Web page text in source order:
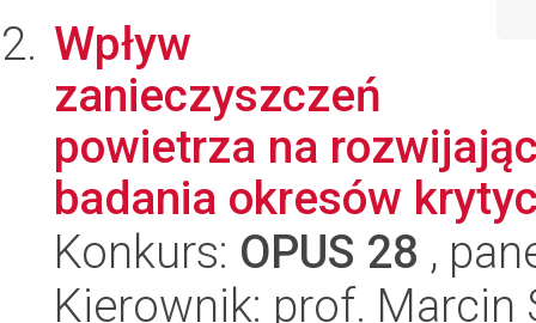
Wpływ
zanieczyszczeń
powietrza na
badania okresów
Konkurs: OPUS 28 ,
Kierownik: prof. Marcin